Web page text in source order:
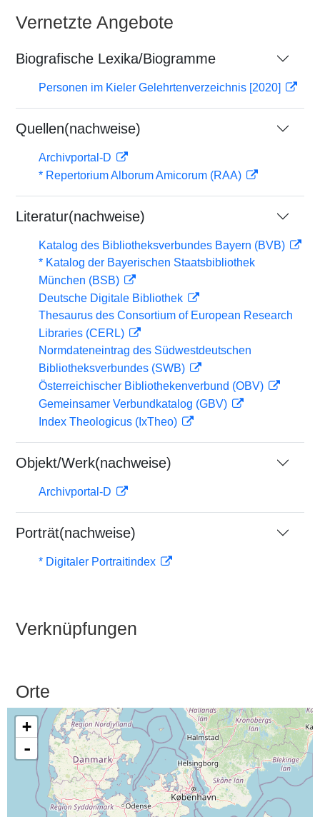
Vernetzte Angebote
Biografische Lexika/Biogramme
Personen im Kieler Gelehrtenverzeichnis [2020]
Quellen(nachweise)
Archivportal-D
* Repertorium Alborum Amicorum (RAA)
Literatur(nachweise)
Katalog des Bibliotheksverbundes Bayern (BVB)
* Katalog der Bayerischen Staatsbibliothek
München (BSB)
Deutsche Digitale Bibliothek
Thesaurus des Consortium of European Research
Libraries (CERL)
Normdateneintrag des Südwestdeutschen
Bibliotheksverbundes (SWB)
Österreichischer Bibliothekenverbund (OBV)
Gemeinsamer Verbundkatalog (GBV)
Index Theologicus (IxTheo)
Objekt/Werk(nachweise)
Archivportal-D
Porträt(nachweise)
* Digitaler Portraitindex
Verknüpfungen
Orte
+
-